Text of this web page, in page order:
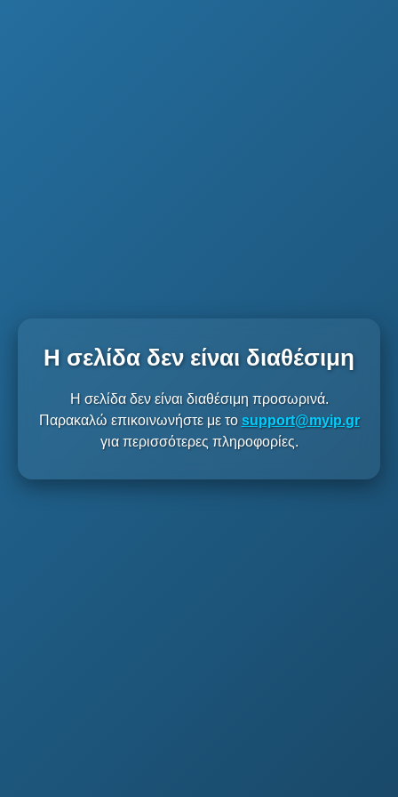
Η σελίδα δεν είναι διαθέσιμη
Η σελίδα δεν είναι διαθέσιμη προσωρινά.
Παρακαλώ επικοινωνήστε με το support@myip.gr
για περισσότερες πληροφορίες.